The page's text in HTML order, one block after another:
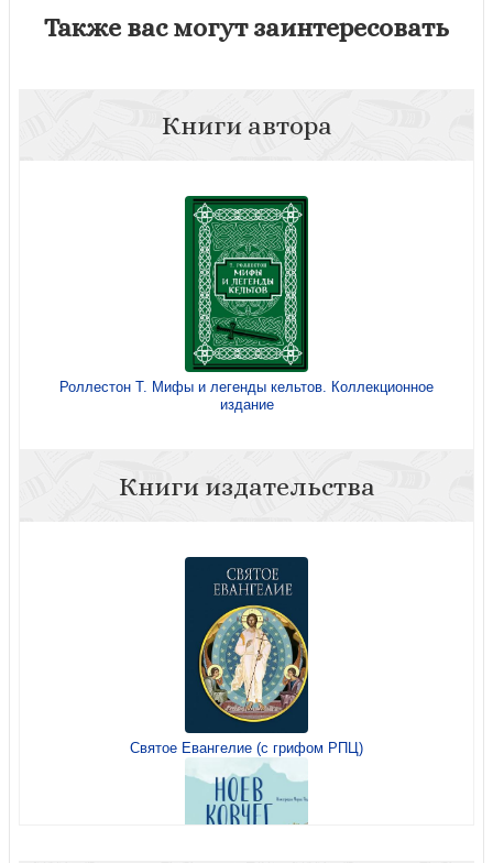
Также вас могут заинтересовать
Книги автора
Роллестон Т. Мифы и легенды кельтов. Коллекционное
издание
Книги издательства
Святое Евангелие (с грифом РПЦ)